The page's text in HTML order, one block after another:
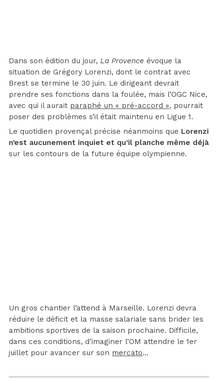
Dans son édition du jour, La Provence évoque la
situation de Grégory Lorenzi, dont le contrat avec
Brest se termine le 30 juin. Le dirigeant devrait
prendre ses fonctions dans la foulée, mais l’OGC Nice,
avec qui il aurait paraphé un « pré-accord », pourrait
poser des problèmes s’il était maintenu en Ligue 1.
Le quotidien provençal précise néanmoins que Lorenzi
n’est aucunement inquiet et qu’il planche même déjà
sur les contours de la future équipe olympienne.
Un gros chantier l’attend à Marseille. Lorenzi devra
réduire le déficit et la masse salariale sans brider les
ambitions sportives de la saison prochaine. Difficile,
dans ces conditions, d’imaginer l’OM attendre le 1er
juillet pour avancer sur son mercato…